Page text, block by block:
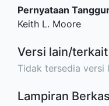
Pernyataan
Keith L. Moore
Versi lain/terkait
Tidak tersedia versi
Lampiran Berkas